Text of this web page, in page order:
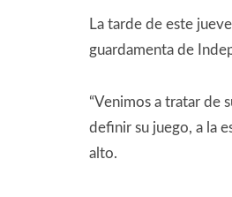
La tarde de este
guardamenta de
“Venimos a tratar de
definir su juego, a la
alto.